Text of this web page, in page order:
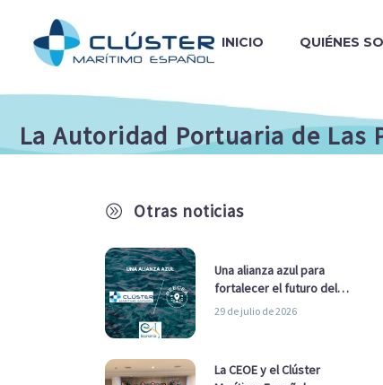
INICIO QUIÉNES
La Autoridad Portuaria de
A Otras noticias
Una alianza azul para
fortalecer el futuro del
sector marítimo
29 de julio de 2026
La CEOE y el Clúster